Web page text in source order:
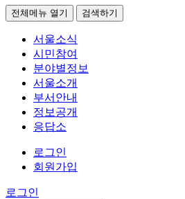
전체메뉴 열기 검색하기
서울소식
시민참여
분야별정보
서울소개
부서안내
정보공개
응답소
로그인
회원가입
로그인